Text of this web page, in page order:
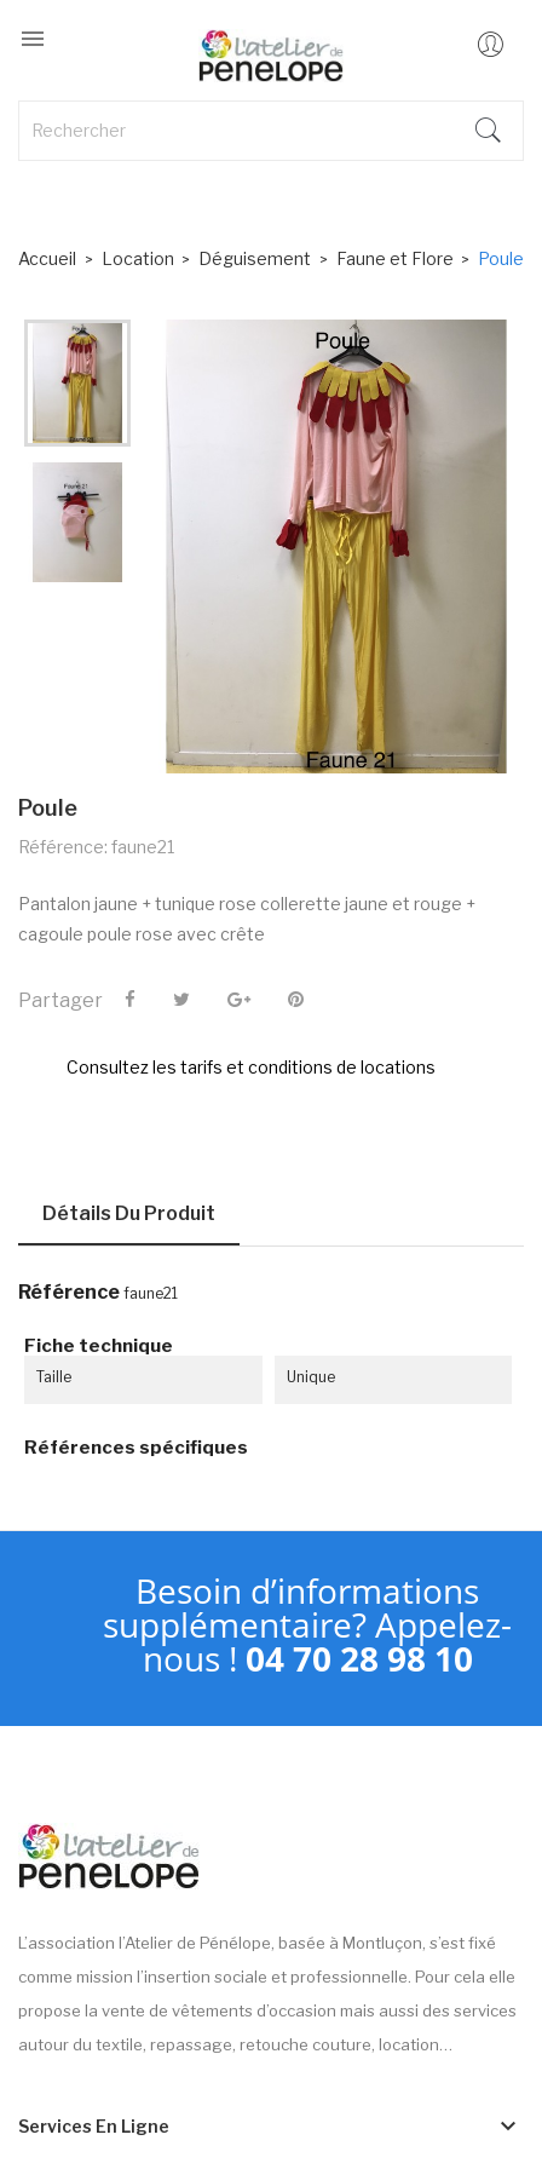

Accueil Location Déguisement Faune et Flore Poule
Poule
Référence: faune21
Pantalon jaune + tunique rose collerette jaune et rouge +
cagoule poule rose avec crête
Partager
Consultez les tarifs et conditions de locations
Détails Du Produit
Référence faune21
Fiche technique
Taille Unique
Références spécifiques
Besoin d’informations
supplémentaire? Appelez-
nous ! 04 70 28 98 10
L’association l’Atelier de Pénélope, basée à Montluçon, s’est fixé
comme mission l’insertion sociale et professionnelle. Pour cela elle
propose la vente de vêtements d’occasion mais aussi des services
autour du textile, repassage, retouche couture, location…
Services En Ligne keyboard_arrow_down